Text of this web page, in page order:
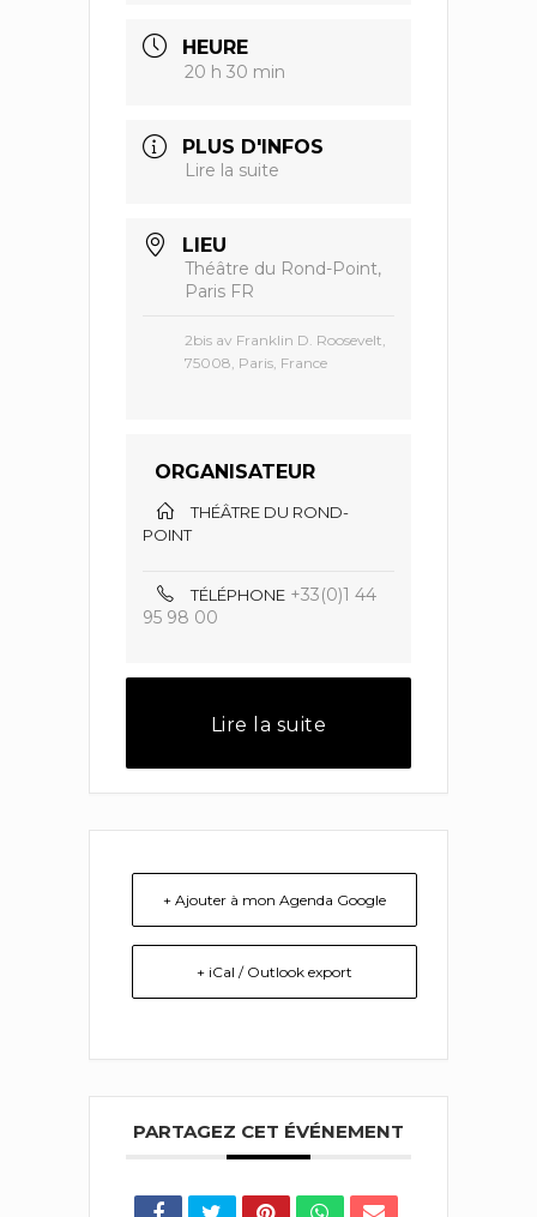
HEURE
20 h 30 min
PLUS D'INFOS
Lire la suite
LIEU
Théâtre du Rond-Point,
Paris FR
2bis av Franklin D. Roosevelt,
75008, Paris, France
ORGANISATEUR
THÉÂTRE DU ROND-
POINT
TÉLÉPHONE +33(0)1 44
95 98 00
Lire la suite
+ Ajouter à mon Agenda Google
+ iCal / Outlook export
PARTAGEZ CET ÉVÉNEMENT